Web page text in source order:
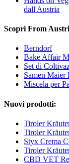
dall'Austria
Scopri From
Berndorf
Bake Affair
Set di
Samen
Miscela per
Nuovi prodotti:
Tiroler
Tiroler
Styx Crema
Tiroler
CBD VET